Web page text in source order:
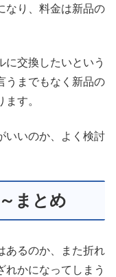
なり、料金は新品の
に交換したいという
うまでもなく新品の
す。
いいのか、よく検討
まとめ
あるのか、また折れ
れかになってしまう